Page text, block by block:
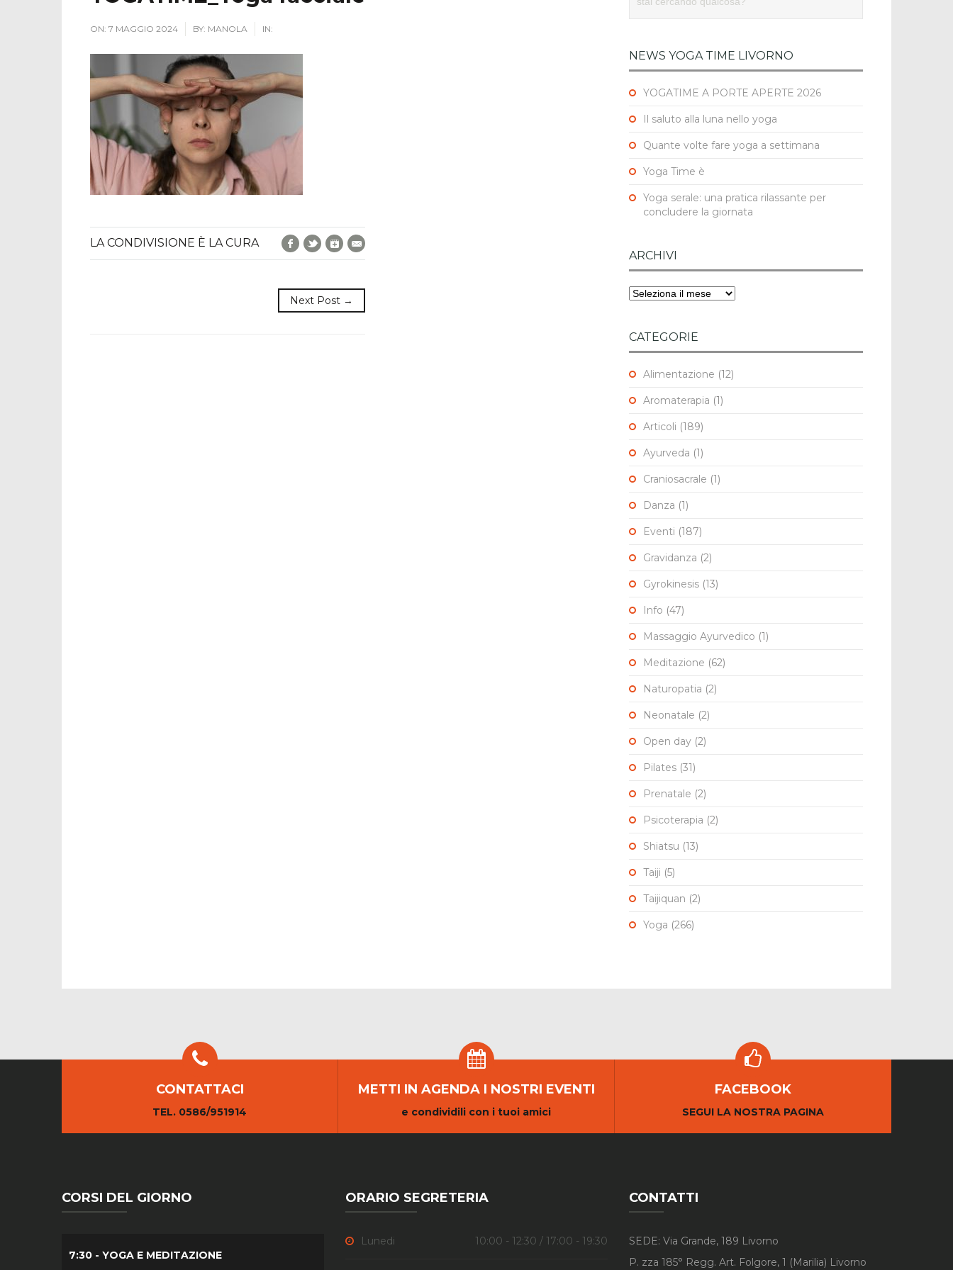
ON: 7 MAGGIO 2024 BY: MANOLA IN:
LA CONDIVISIONE È LA CURA Facebook
TwitterGoogle+
Next Post →
NEWS YOGA TIME LIVORNO
YOGATIME A PORTE APERTE 2026
Il saluto alla luna nello yoga
Quante volte fare yoga a settimana
Yoga Time è
Yoga serale: una pratica rilassante per
concludere la giornata
ARCHIVI
Archivi
CATEGORIE
Alimentazione (12)
Aromaterapia (1)
Articoli (189)
Ayurveda (1)
Craniosacrale (1)
Danza (1)
Eventi (187)
Gravidanza (2)
Gyrokinesis (13)
Info (47)
Massaggio Ayurvedico (1)
Meditazione (62)
Naturopatia (2)
Neonatale (2)
Open day (2)
Pilates (31)
Prenatale (2)
Psicoterapia (2)
Shiatsu (13)
Taiji (5)
Taijiquan (2)
Yoga (266)
CONTATTACI
TEL. 0586/951914
METTI IN AGENDA I NOSTRI EVENTI
e condividili con i tuoi amici
FACEBOOK
SEGUI LA NOSTRA PAGINA
CORSI DEL GIORNO
7:30 - YOGA E MEDITAZIONE
ORARIO SEGRETERIA
Lunedi 10:00 - 12:30 / 17:00 - 19:30
CONTATTI
SEDE: Via Grande, 189 Livorno
P. zza 185° Regg. Art. Folgore, 1 (Marilia) Livorno